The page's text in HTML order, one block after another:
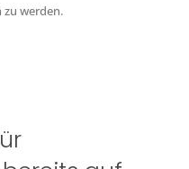
zu werden.